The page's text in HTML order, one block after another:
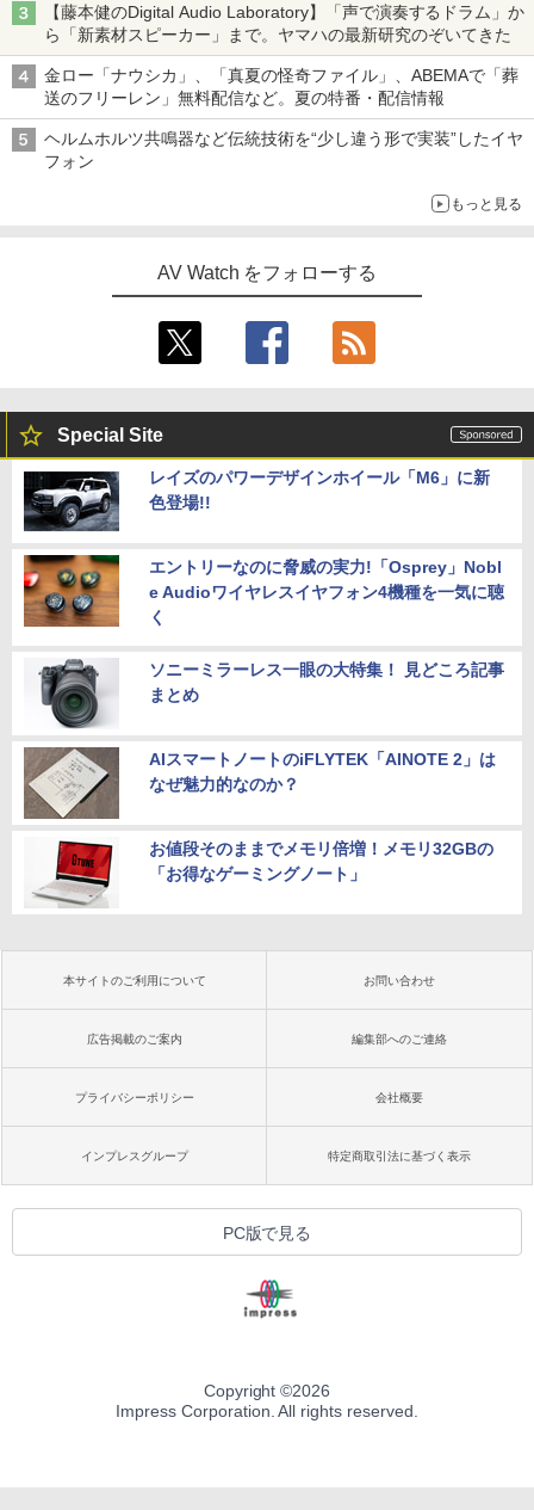
【藤本健のDigital Audio Laboratory】「声で演奏するドラム」か
ら「新素材スピーカー」まで。ヤマハの最新研究のぞいてきた
金ロー「ナウシカ」、「真夏の怪奇ファイル」、ABEMAで「葬
送のフリーレン」無料配信など。夏の特番・配信情報
ヘルムホルツ共鳴器など伝統技術を“少し違う形で実装”したイヤ
フォン
もっと見る
AV Watch をフォローする
Special Site
レイズのパワーデザインホイール「M6」に新
色登場!!
エントリーなのに脅威の実力!「Osprey」Nobl
e Audioワイヤレスイヤフォン4機種を一気に聴
く
ソニーミラーレス一眼の大特集！ 見どころ記事
まとめ
AIスマートノートのiFLYTEK「AINOTE 2」は
なぜ魅力的なのか？
お値段そのままでメモリ倍増！メモリ32GBの
「お得なゲーミングノート」
本サイトのご利用について お問い合わせ
広告掲載のご案内 編集部へのご連絡
プライバシーポリシー 会社概要
インプレスグループ 特定商取引法に基づく表示
PC版で見る
Copyright ©2026
Impress Corporation. All rights reserved.